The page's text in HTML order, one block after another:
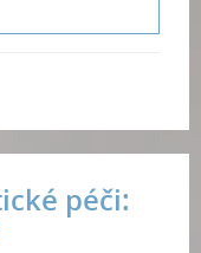
péči: